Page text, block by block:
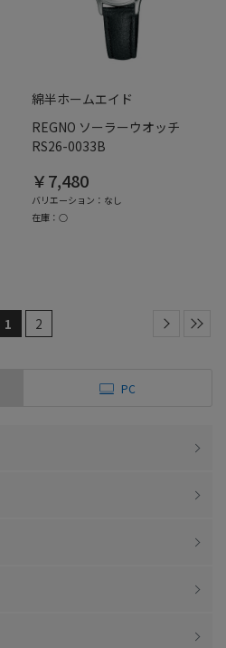
綿半ホームエイド
REGNO ソーラーウオッチ
RS26-0033B
￥7,480
バリエーション：なし
在庫：○
1 2
PC